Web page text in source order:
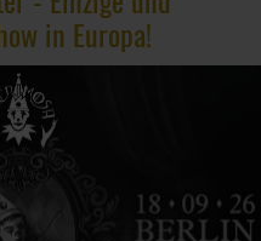
in Europa!